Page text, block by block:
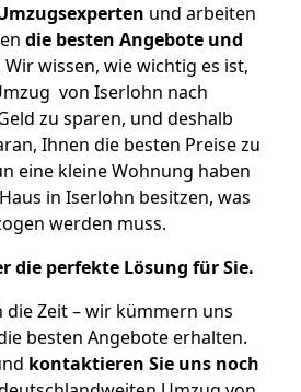
und arbeiten
die besten Angebote und
wissen, wie wichtig es ist,
von Iserlohn nach
zu sparen, und deshalb
Ihnen die besten Preise zu
eine kleine Wohnung haben
in Iserlohn besitzen, was
werden muss.
die perfekte Lösung für Sie.
die Zeit – wir kümmern uns
besten Angebote erhalten.
kontaktieren Sie uns noch